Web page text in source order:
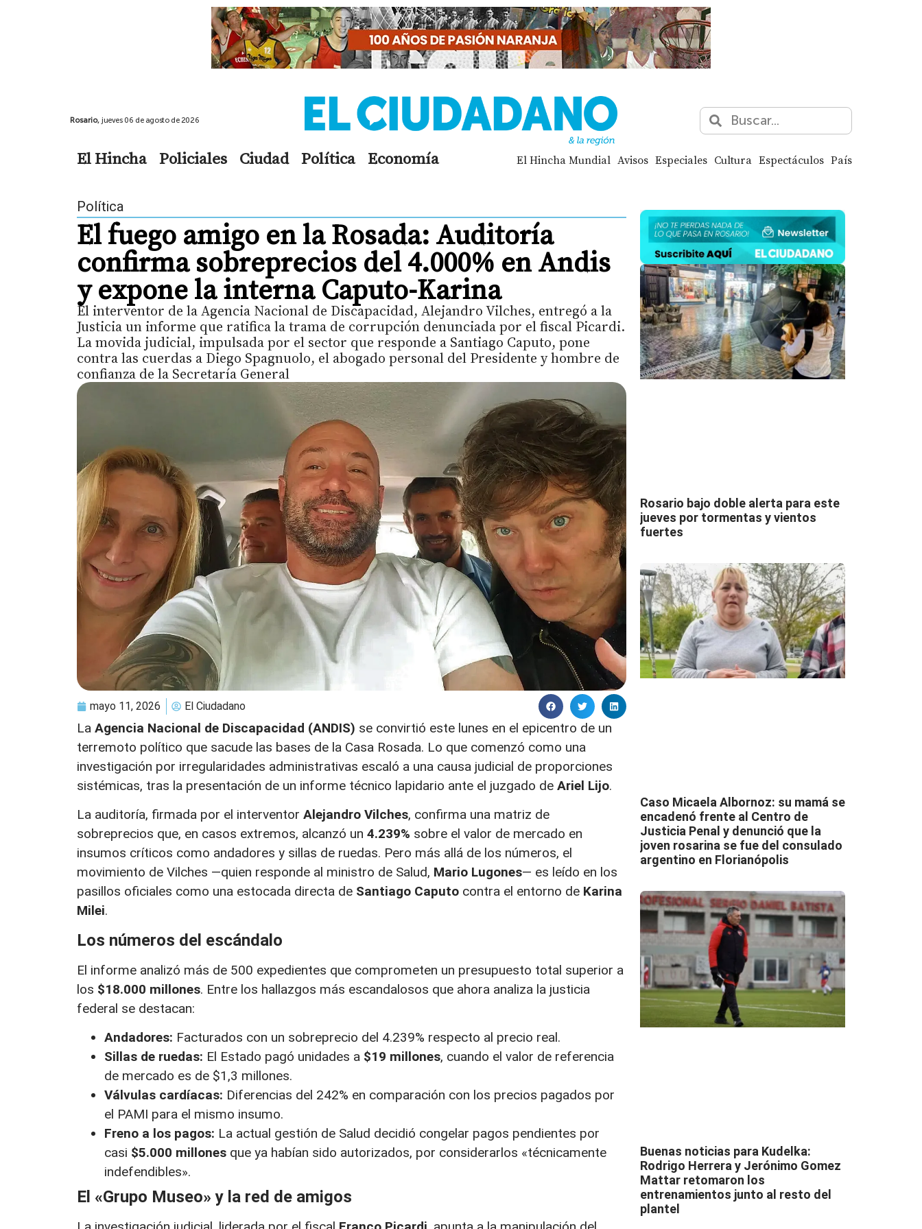
Rosario, jueves 06 de agosto de 2026
El Hincha Policiales Ciudad Política Economía El Hincha Mundial Avisos Especiales Cultura Espectáculos País
Política
El fuego amigo en la Rosada: Auditoría
confirma sobreprecios del 4.000% en Andis
y expone la interna Caputo-Karina
El interventor de la Agencia Nacional de Discapacidad, Alejandro Vilches, entregó a la
Justicia un informe que ratifica la trama de corrupción denunciada por el fiscal Picardi.
La movida judicial, impulsada por el sector que responde a Santiago Caputo, pone
contra las cuerdas a Diego Spagnuolo, el abogado personal del Presidente y hombre de
confianza de la Secretaría General
mayo 11, 2026 El Ciudadano
La Agencia Nacional de Discapacidad (ANDIS) se convirtió este lunes en el epicentro de un
terremoto político que sacude las bases de la Casa Rosada. Lo que comenzó como una
investigación por irregularidades administrativas escaló a una causa judicial de proporciones
sistémicas, tras la presentación de un informe técnico lapidario ante el juzgado de Ariel Lijo.
La auditoría, firmada por el interventor Alejandro Vilches, confirma una matriz de
sobreprecios que, en casos extremos, alcanzó un 4.239% sobre el valor de mercado en
insumos críticos como andadores y sillas de ruedas. Pero más allá de los números, el
movimiento de Vilches —quien responde al ministro de Salud, Mario Lugones— es leído en los
pasillos oficiales como una estocada directa de Santiago Caputo contra el entorno de Karina
Milei.
Los números del escándalo
El informe analizó más de 500 expedientes que comprometen un presupuesto total superior a
los $18.000 millones. Entre los hallazgos más escandalosos que ahora analiza la justicia
federal se destacan:
Andadores: Facturados con un sobreprecio del 4.239% respecto al precio real.
Sillas de ruedas: El Estado pagó unidades a $19 millones, cuando el valor de referencia
de mercado es de $1,3 millones.
Válvulas cardíacas: Diferencias del 242% en comparación con los precios pagados por
el PAMI para el mismo insumo.
Freno a los pagos: La actual gestión de Salud decidió congelar pagos pendientes por
casi $5.000 millones que ya habían sido autorizados, por considerarlos «técnicamente
indefendibles».
El «Grupo Museo» y la red de amigos
Rosario bajo doble alerta para este
jueves por tormentas y vientos
fuertes
Caso Micaela Albornoz: su mamá se
encadenó frente al Centro de
Justicia Penal y denunció que la
joven rosarina se fue del consulado
argentino en Florianópolis
Buenas noticias para Kudelka:
Rodrigo Herrera y Jerónimo Gomez
Mattar retomaron los
entrenamientos junto al resto del
plantel